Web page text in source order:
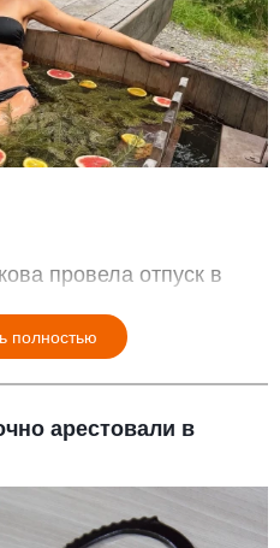
провела отпуск в
полностью
арестовали в